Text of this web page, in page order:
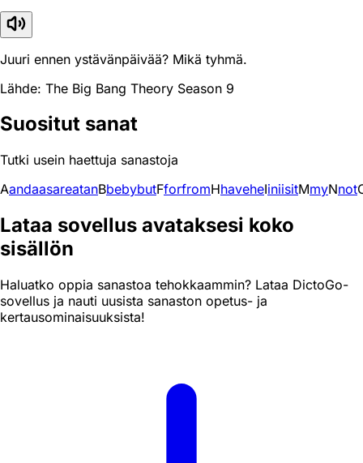
Juuri ennen ystävänpäivää? Mikä tyhmä.
Lähde: The Big Bang Theory Season 9
Suositut sanat
Tutki usein haettuja sanastoja
AandaasareatanBbebybutFforfromHhaveheIiniisitMmyNnot
Lataa sovellus avataksesi koko
sisällön
Haluatko oppia sanastoa tehokkaammin? Lataa DictoGo-
sovellus ja nauti uusista sanaston opetus- ja
kertausominaisuuksista!